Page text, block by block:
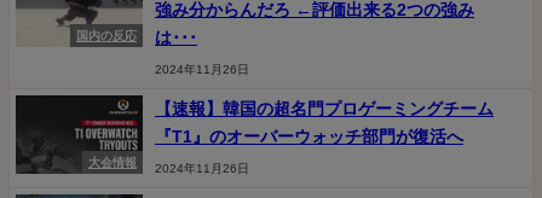
国内の反応
強み分からんだろ ←評価出来る2つの強み
は･･･
2024年11月26日
大会情報
【速報】韓国の超名門プロゲーミングチーム
『T1』のオーバーウォッチ部門が復活へ
2024年11月26日